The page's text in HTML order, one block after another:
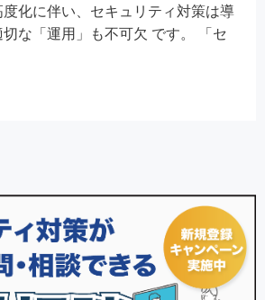
化に伴い、セキュリティ対策は導
な「運用」も不可欠 です。 「セ